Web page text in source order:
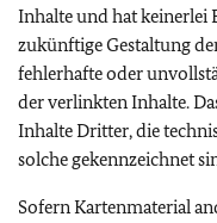
Inhalte und hat keinerlei
zukünftige Gestaltung
fehlerhafte oder
der verlinkten Inhalte.
Inhalte Dritter, die
solche gekennzeichnet
Sofern Kartenmaterial